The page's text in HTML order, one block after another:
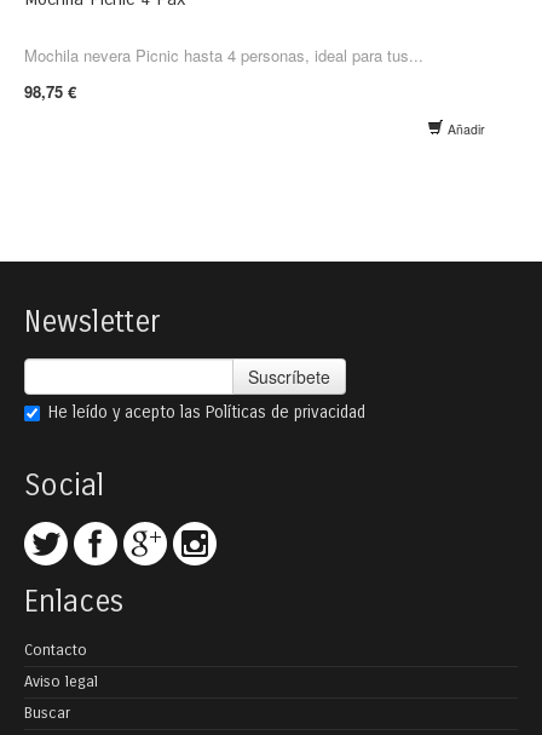
Mochila nevera Picnic hasta 4 personas, ideal para tus...
98,75 €
Añadir
Newsletter
Suscríbete
He leído y acepto las Políticas de privacidad
Social
Enlaces
Contacto
Aviso legal
Buscar